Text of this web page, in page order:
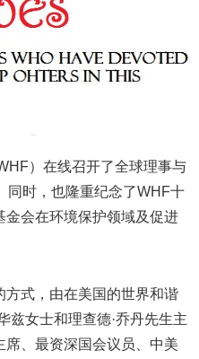
）在线召开了全球理事与
同时，也隆重纪念了WHF十
金会在环境保护领域及促进
式，由在美国的世界和谐
兹女士和理查德·乔丹先生主
、最资深国会议员、中美